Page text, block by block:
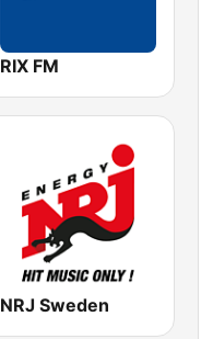
RIX FM
NRJ Sweden